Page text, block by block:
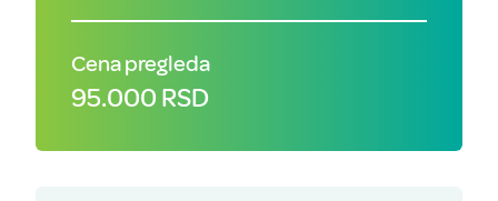
Cena pregleda
95.000 RSD